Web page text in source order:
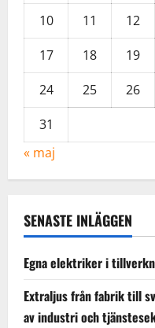
10
11 12
17
18 19
24
25 26
31
« maj
SENASTE INLÄGGEN
Egna elektriker i
Extraljus från fabrik till
av industri och